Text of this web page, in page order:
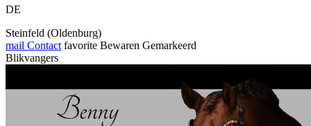
DE
Steinfeld (Oldenburg)
mail Contact favorite Bewaren Gemarkeerd
Blikvangers